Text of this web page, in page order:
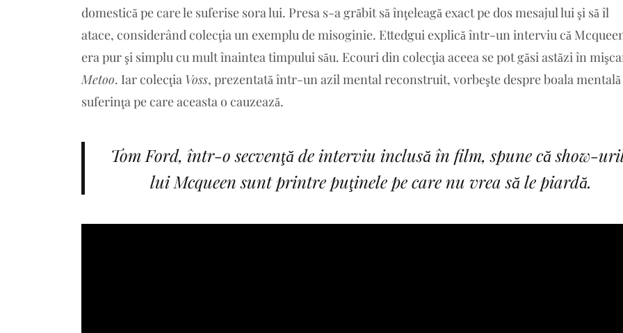
domestică pe care le suferise sora lui. Presa s-a grăbit să înţeleagă exact pe dos mesajul lui şi să îl
atace, considerând colecţia un exemplu de misoginie. Ettedgui explică într-un interviu că
era pur şi simplu cu mult înaintea timpului său. Ecouri din colecţia aceea se pot găsi astăzi în
Metoo. Iar colecţia Voss, prezentată într-un azil mental reconstruit, vorbeşte despre boala mentală
suferinţa pe care aceasta o cauzează.
Tom Ford, într-o secvenţă de interviu inclusă în film, spune că show-
lui Mcqueen sunt printre puţinele pe care nu vrea să le piardă.